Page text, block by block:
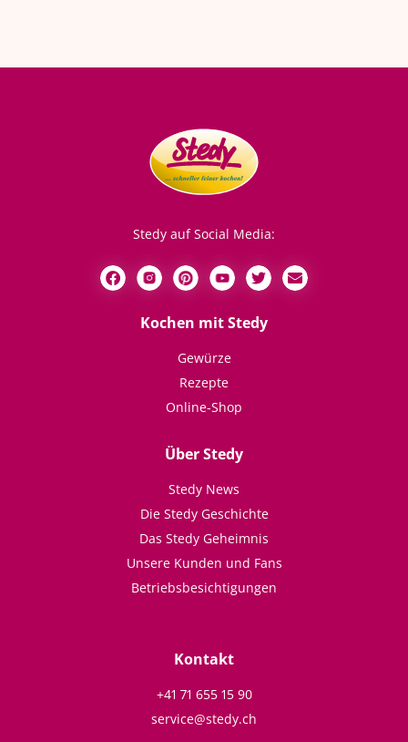
Stedy auf Social Media:
Kochen mit Stedy
Gewürze
Rezepte
Online-Shop
Über Stedy
Stedy News
Die Stedy Geschichte
Das Stedy Geheimnis
Unsere Kunden und Fans
Betriebsbesichtigungen
Kontakt
+41 71 655 15 90
service@stedy.ch